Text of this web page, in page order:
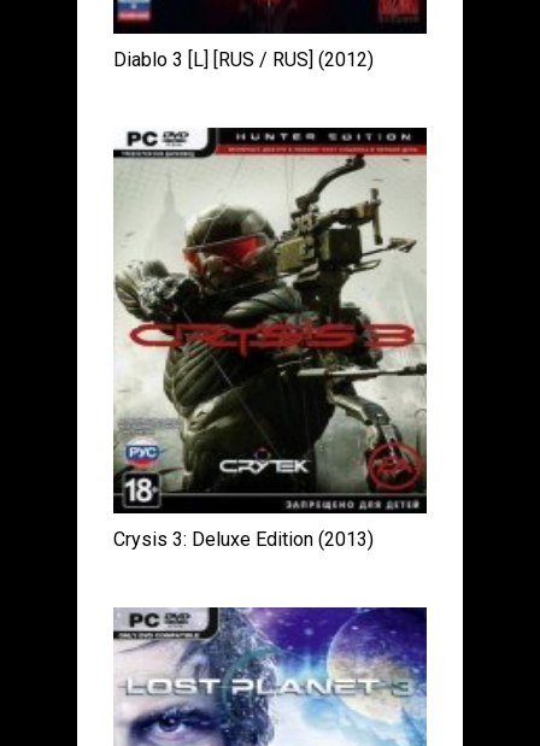
Diablo 3 [L] [RUS / RUS] (2012)
Crysis 3: Deluxe Edition (2013)